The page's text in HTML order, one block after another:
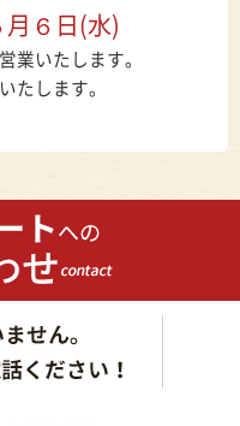
月６日(水)
業いたします。
たします。